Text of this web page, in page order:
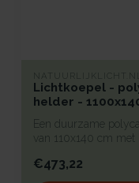
NATUURLIJKLICHT.NL
Lichtkoepel -
helder -
Een duurzame
van 110x140 cm
€473,22